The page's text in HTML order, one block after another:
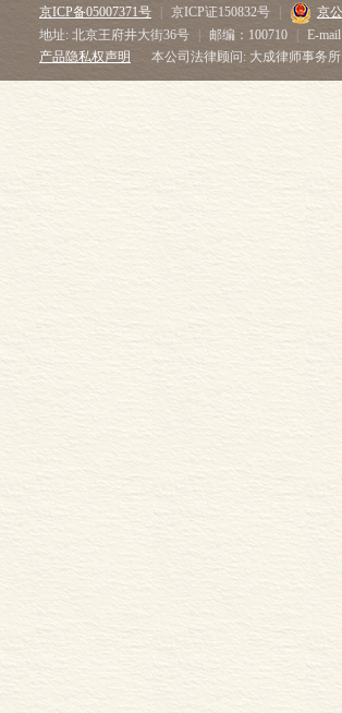
京ICP备05007371号 京ICP证150832号
京
地址: 北京王府井大街36号
邮编：100710
E-
产品隐私权声明
本公司法律顾问: 大成律师事务